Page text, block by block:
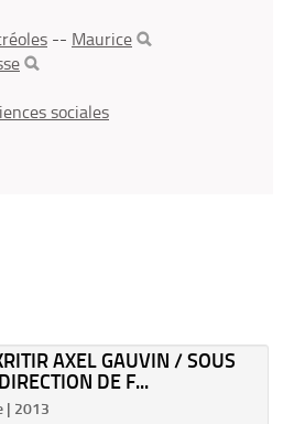
-- Maurice
sociales
AXEL GAUVIN / SOUS
DE F...
| 2013